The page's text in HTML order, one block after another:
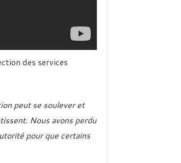
des services
peut se soulever et
Nous avons perdu
pour que certains